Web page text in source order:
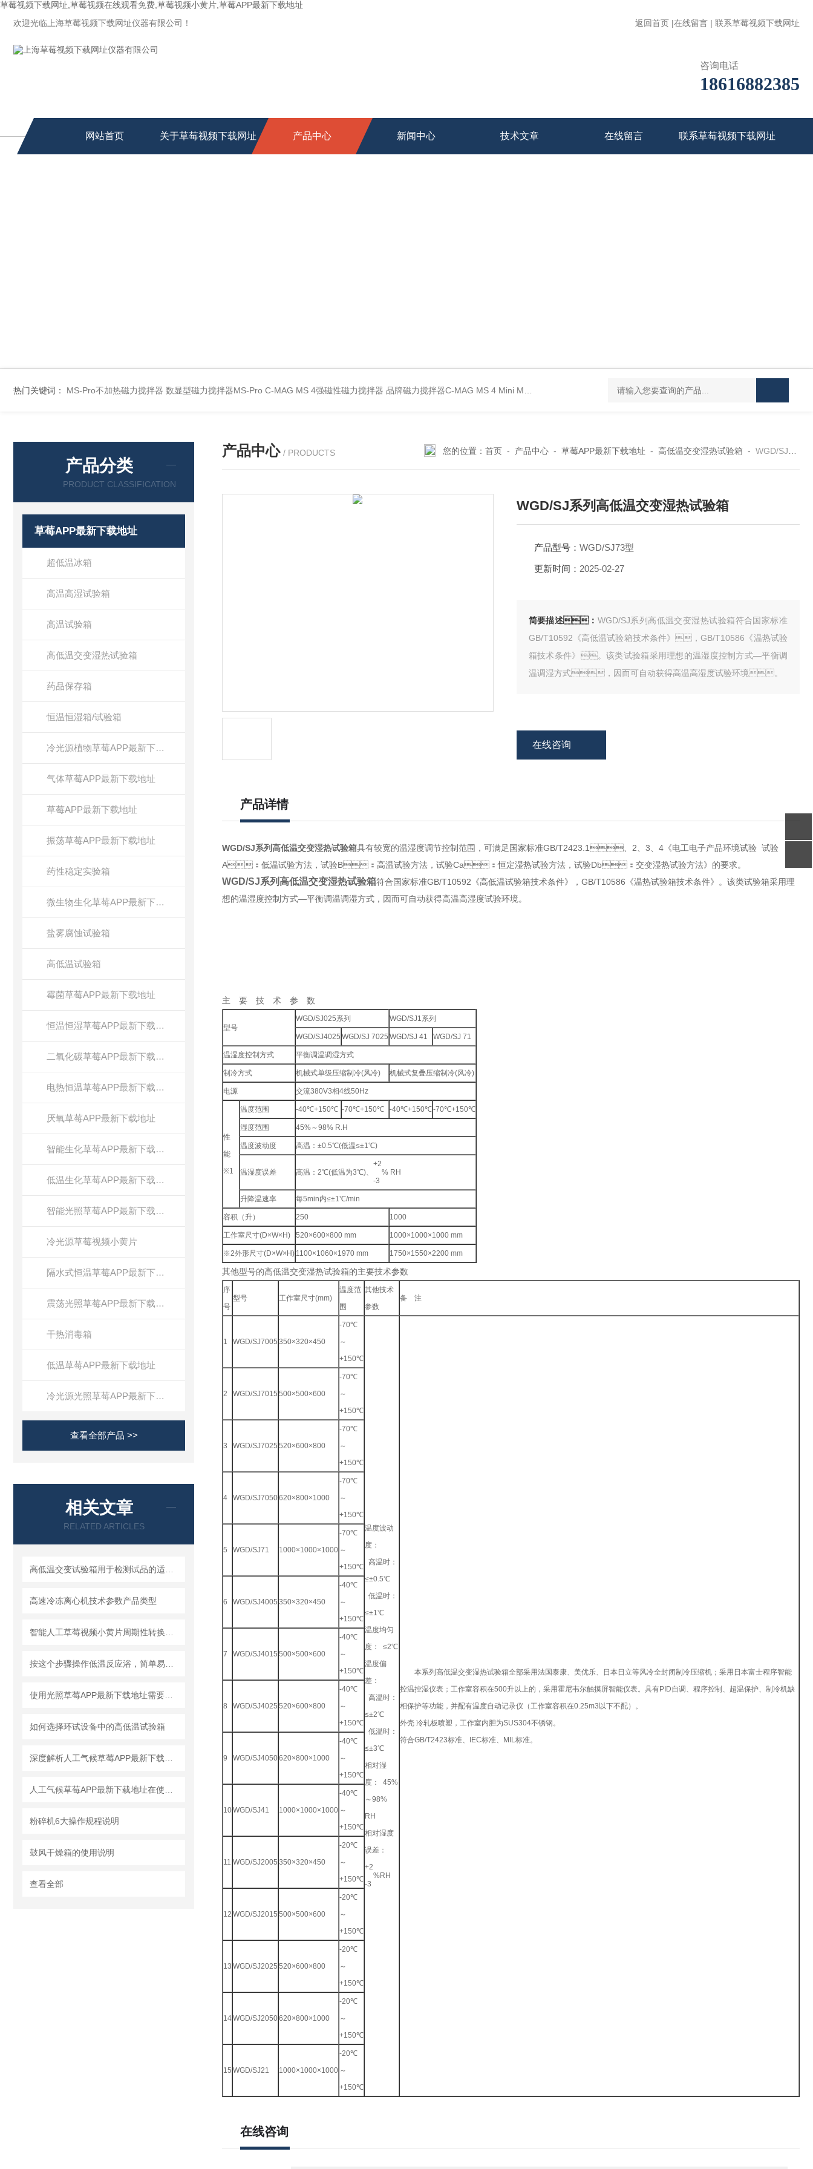
草莓视频下载网址,草莓视频在线观看免费,草莓视频小黄片,草莓APP最新下载地址
欢迎光临上海草莓视频下载网址仪器有限公司！
返回首页 |在线留言 | 联系草莓视频下载网址
咨询电话
18616882385
网站首页 关于草莓视频下载网址 产品中心 新闻中心 技术文章 在线留言 联系草莓视频下载网址
热门关键词： MS-Pro不加热磁力搅拌器 数显型磁力搅拌器MS-Pro C-MAG MS 4强磁性磁力搅拌器 品牌磁力搅拌器C-MAG MS 4 Mini MR standard IKA磁力搅拌器 Mini MR standard IKAMAG磁力搅拌器
产品分类
PRODUCT CLASSIFICATION
草莓APP最新下载地址
超低温冰箱
高温高湿试验箱
高温试验箱
高低温交变湿热试验箱
药品保存箱
恒温恒湿箱/试验箱
冷光源植物草莓APP最新下载地址
气体草莓APP最新下载地址
草莓APP最新下载地址
振荡草莓APP最新下载地址
药性稳定实验箱
微生物生化草莓APP最新下载地址
盐雾腐蚀试验箱
高低温试验箱
霉菌草莓APP最新下载地址
恒温恒湿草莓APP最新下载地址
二氧化碳草莓APP最新下载地址
电热恒温草莓APP最新下载地址
厌氧草莓APP最新下载地址
智能生化草莓APP最新下载地址
低温生化草莓APP最新下载地址
智能光照草莓APP最新下载地址
冷光源草莓视频小黄片
隔水式恒温草莓APP最新下载地址
震荡光照草莓APP最新下载地址
干热消毒箱
低温草莓APP最新下载地址
冷光源光照草莓APP最新下载地址
查看全部产品 >>
相关文章
RELATED ARTICLES
高速冷冻离心机技术参数产品类型
如何选择环试设备中的高低温试验箱
粉碎机6大操作规程说明
鼓风干燥箱的使用说明
查看全部
产品中心 / PRODUCTS 您的位置： 首页- 产品中心- 草莓APP最新下载地址 - 高低温交变湿热试验箱 - WGD/SJ73型WGD/SJ系列高低温交变湿热试验箱
WGD/SJ系列高低温交变湿热试验箱
产品型号： WGD/SJ73型
更新时间： 2025-02-27
简要描述： WGD/SJ系列高低温交变湿热试验箱符合国家标准
GB/T10592《高低温试验箱技术条件》，GB/T10586《温热试验
箱技术条件》。该类试验箱采用理想的温湿度控制方式—平衡调
温调湿方式，因而可自动获得高温高湿度试验环境。
在线咨询
产品详情
WGD/SJ系列高低温交变湿热试验箱具有较宽的温湿度调节控制范围，可满足国家标准GB/T2423.1、2、3、4《电工电子产品环境试验 试验
A：低温试验方法，试验B：高温试验方法，试验Ca：恒定湿热试验方法，试验Db：交变湿热试验方法》的要求。
WGD/SJ系列高低温交变湿热试验箱符合国家标准GB/T10592《高低温试验箱技术条件》，GB/T10586《温热试验箱技术条件》。该类试验箱采用理
想的温湿度控制方式—平衡调温调湿方式，因而可自动获得高温高湿度试验环境。
主 要 技 术 参 数
型号
WGD/SJ025系列 WGD/SJ1系列
WGD/SJ4025 WGD/SJ 7025 WGD/SJ 41 WGD/SJ 71
温湿度控制方式 平衡调温调湿方式
制冷方式 机械式单级压缩制冷(风冷) 机械式复叠压缩制冷(风冷)
电源 交流380V3相4线50Hz
性
能
※1
温度范围 -40℃+150℃ -70℃+150℃ -40℃+150℃-70℃+150℃
湿度范围 45%～98% R.H
温度波动度 高温：±0.5℃(低温≤±1℃)
温湿度误差 高温：2℃(低温为3℃)、
+2
% RH
-3
升降温速率 每5min内≤±1℃/min
容积（升） 250 1000
工作室尺寸(D×W×H) 520×600×800 mm 1000×1000×1000 mm
※2外形尺寸(D×W×H) 1100×1060×1970 mm 1750×1550×2200 mm
其他型号的高低温交变湿热试验箱的主要技术参数
序
号
型号 工作室尺寸(mm)
温度范
围
其他技术
参数
备 注
1 WGD/SJ7005 350×320×450
-70℃
～
+150℃
温度波动
度：
高温时：
≤±0.5℃
低温时：
≤±1℃
温度均匀
度： ≤2℃
温度偏
差：
高温时：
≤±2℃
低温时：
≤±3℃
相对湿
度： 45%
～98%
RH
相对湿度
误差：
+2
%RH
-3
本系列高低温交变湿热试验箱全部采用法国泰康、美优乐、日本日立等风冷全封闭制冷压缩机；采用日本富士程序智能
控温控湿仪表；工作室容积在500升以上的，采用霍尼韦尔触摸屏智能仪表。具有PID自调、程序控制、超温保护、制冷机缺
相保护等功能，并配有温度自动记录仪（工作室容积在0.25m3以下不配）。
外壳 冷轧板喷塑，工作室内胆为SUS304不锈钢。
符合GB/T2423标准、IEC标准、MIL标准。
2 WGD/SJ7015 500×500×600
-70℃
～
+150℃
3 WGD/SJ7025 520×600×800
-70℃
～
+150℃
4 WGD/SJ7050620×800×1000
-70℃
～
+150℃
5 WGD/SJ71 1000×1000×1000
-70℃
～
+150℃
6 WGD/SJ4005 350×320×450
-40℃
～
+150℃
7 WGD/SJ4015 500×500×600
-40℃
～
+150℃
8 WGD/SJ4025 520×600×800
-40℃
～
+150℃
9 WGD/SJ4050620×800×1000
-40℃
～
+150℃
10WGD/SJ41 1000×1000×1000
-40℃
～
+150℃
11 WGD/SJ2005 350×320×450
-20℃
～
+150℃
12 WGD/SJ2015 500×500×600
-20℃
～
+150℃
13 WGD/SJ2025 520×600×800
-20℃
～
+150℃
14WGD/SJ2050620×800×1000
-20℃
～
+150℃
15 WGD/SJ21 1000×1000×1000
-20℃
～
+150℃
在线咨询